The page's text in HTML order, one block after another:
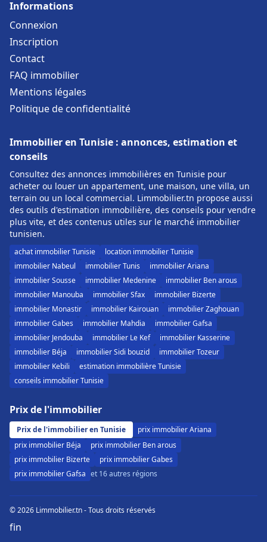
Informations
Connexion
Inscription
Contact
FAQ immobilier
Mentions légales
Politique de confidentialité
Immobilier en Tunisie : annonces, estimation et
conseils
Consultez des annonces immobilières en Tunisie pour
acheter ou louer un appartement, une maison, une villa, un
terrain ou un local commercial. Limmobilier.tn propose aussi
des outils d'estimation immobilière, des conseils pour vendre
plus vite, et des contenus utiles sur le marché immobilier
tunisien.
achat immobilier Tunisie
location immobilier Tunisie
immobilier Nabeul
immobilier Tunis
immobilier Ariana
immobilier Sousse
immobilier Medenine
immobilier Ben arous
immobilier Manouba
immobilier Sfax
immobilier Bizerte
immobilier Monastir
immobilier Kairouan
immobilier Zaghouan
immobilier Gabes
immobilier Mahdia
immobilier Gafsa
immobilier Jendouba
immobilier Le Kef
immobilier Kasserine
immobilier Béja
immobilier Sidi bouzid
immobilier Tozeur
immobilier Kebili
estimation immobilière Tunisie
conseils immobilier Tunisie
Prix de l'immobilier
Prix de l'immobilier en Tunisie
prix immobilier Ariana
prix immobilier Béja
prix immobilier Ben arous
prix immobilier Bizerte
prix immobilier Gabes
prix immobilier Gafsa et 16 autres régions
© 2026 Limmobilier.tn - Tous droits réservés
fin